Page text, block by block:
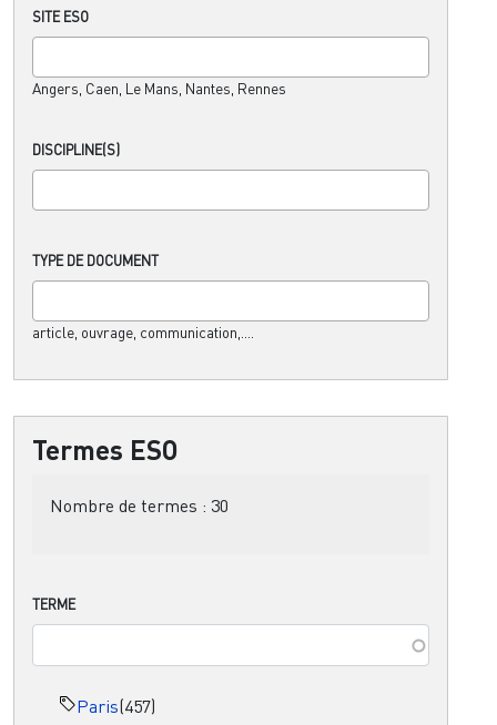
SITE ESO
Angers, Caen, Le Mans, Nantes, Rennes
DISCIPLINE(S)
TYPE DE DOCUMENT
article, ouvrage, communication,....
Termes ESO
Nombre de termes : 30
TERME
Paris(457)